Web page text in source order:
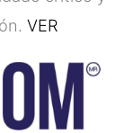
VER